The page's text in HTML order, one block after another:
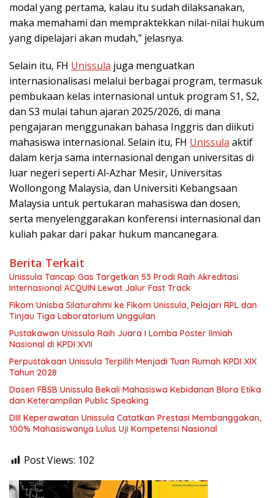
modal yang pertama, kalau itu sudah dilaksanakan,
maka memahami dan mempraktekkan nilai-nilai hukum
yang dipelajari akan mudah,” jelasnya.
Selain itu, FH Unissula juga menguatkan
internasionalisasi melalui berbagai program, termasuk
pembukaan kelas internasional untuk program S1, S2,
dan S3 mulai tahun ajaran 2025/2026, di mana
pengajaran menggunakan bahasa Inggris dan diikuti
mahasiswa internasional. Selain itu, FH Unissula aktif
dalam kerja sama internasional dengan universitas di
luar negeri seperti Al-Azhar Mesir, Universitas
Wollongong Malaysia, dan Universiti Kebangsaan
Malaysia untuk pertukaran mahasiswa dan dosen,
serta menyelenggarakan konferensi internasional dan
kuliah pakar dari pakar hukum mancanegara.
Berita Terkait
Unissula Tancap Gas Targetkan 53 Prodi Raih Akreditasi
Internasional ACQUIN Lewat Jalur Fast Track
Fikom Unisba Silaturahmi ke Fikom Unissula, Pelajari RPL dan
Tinjau Tiga Laboratorium Unggulan
Pustakawan Unissula Raih Juara I Lomba Poster Ilmiah
Nasional di KPDI XVII
Perpustakaan Unissula Terpilih Menjadi Tuan Rumah KPDI XIX
Tahun 2028
Dosen FBSB Unissula Bekali Mahasiswa Kebidanan Blora Etika
dan Keterampilan Public Speaking
DIII Keperawatan Unissula Catatkan Prestasi Membanggakan,
100% Mahasiswanya Lulus Uji Kompetensi Nasional
Post Views: 102